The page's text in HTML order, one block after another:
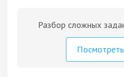
Разбор сложных
Посмотреть